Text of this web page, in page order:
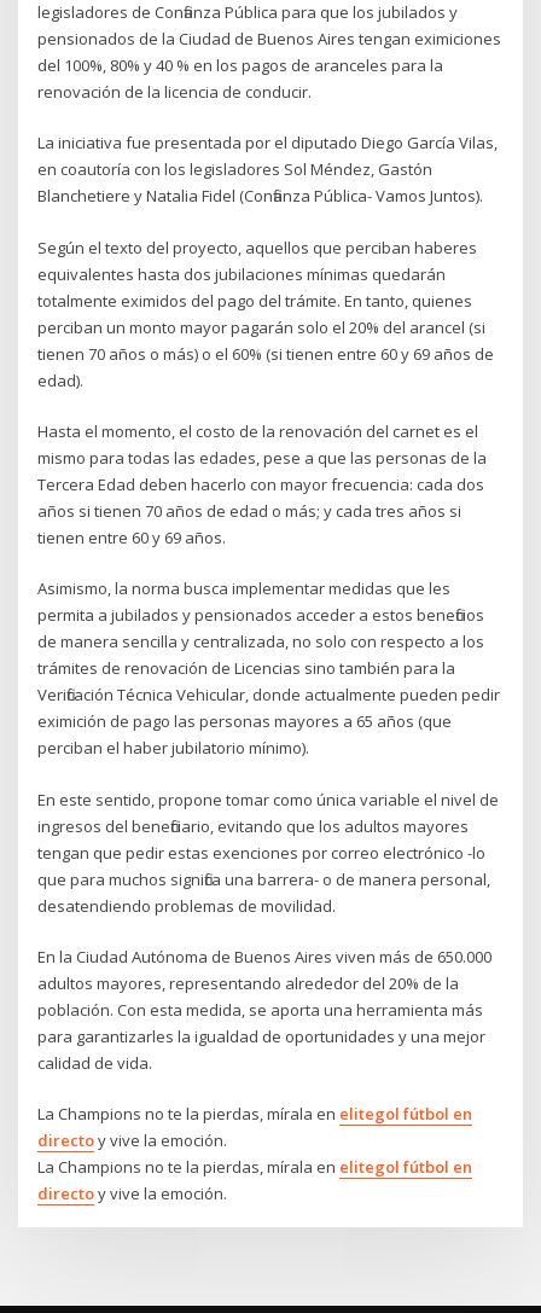
legisladores de Confianza Pública para que los jubilados y
pensionados de la Ciudad de Buenos Aires tengan eximiciones
del 100%, 80% y 40 % en los pagos de aranceles para la
renovación de la licencia de conducir.
La iniciativa fue presentada por el diputado Diego García Vilas,
en coautoría con los legisladores Sol Méndez, Gastón
Blanchetiere y Natalia Fidel (Confianza Pública- Vamos Juntos).
Según el texto del proyecto, aquellos que perciban haberes
equivalentes hasta dos jubilaciones mínimas quedarán
totalmente eximidos del pago del trámite. En tanto, quienes
perciban un monto mayor pagarán solo el 20% del arancel (si
tienen 70 años o más) o el 60% (si tienen entre 60 y 69 años de
edad).
Hasta el momento, el costo de la renovación del carnet es el
mismo para todas las edades, pese a que las personas de la
Tercera Edad deben hacerlo con mayor frecuencia: cada dos
años si tienen 70 años de edad o más; y cada tres años si
tienen entre 60 y 69 años.
Asimismo, la norma busca implementar medidas que les
permita a jubilados y pensionados acceder a estos beneficios
de manera sencilla y centralizada, no solo con respecto a los
trámites de renovación de Licencias sino también para la
Verificación Técnica Vehicular, donde actualmente pueden pedir
eximición de pago las personas mayores a 65 años (que
perciban el haber jubilatorio mínimo).
En este sentido, propone tomar como única variable el nivel de
ingresos del beneficiario, evitando que los adultos mayores
tengan que pedir estas exenciones por correo electrónico -lo
que para muchos significa una barrera- o de manera personal,
desatendiendo problemas de movilidad.
En la Ciudad Autónoma de Buenos Aires viven más de 650.000
adultos mayores, representando alrededor del 20% de la
población. Con esta medida, se aporta una herramienta más
para garantizarles la igualdad de oportunidades y una mejor
calidad de vida.
La Champions no te la pierdas, mírala en elitegol fútbol en
directoy vive la emoción.
La Champions no te la pierdas, mírala en elitegol fútbol en
directoy vive la emoción.